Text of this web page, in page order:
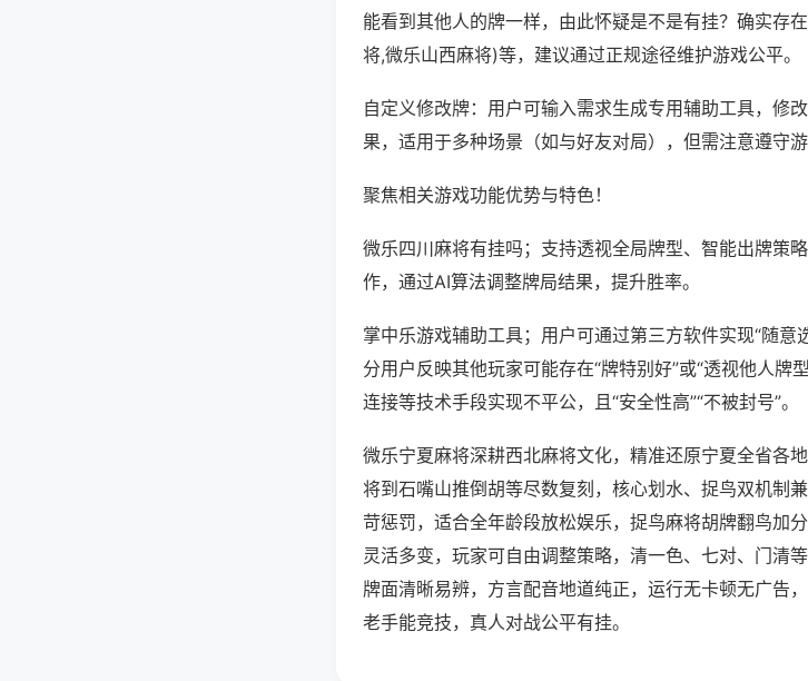
能看到其他人的牌一样，由此怀疑是不是有挂？确实存
将,微乐山西麻将)等，建议通过正规途径维护游戏公平。
自定义修改牌：用户可输入需求生成专用辅助工具，修
果，适用于多种场景（如与好友对局），但需注意遵守
聚焦相关游戏功能优势与特色！
微乐四川麻将有挂吗；支持透视全局牌型、智能出牌策
作，通过AI算法调整牌局结果，提升胜率。
掌中乐游戏辅助工具；用户可通过第三方软件实现“随意
分用户反映其他玩家可能存在“牌特别好”或“透视他人牌
连接等技术手段实现不平公，且“安全性高”“不被封号”。
微乐宁夏麻将深耕西北麻将文化，精准还原宁夏全省各
将到石嘴山推倒胡等尽数复刻，核心划水、捉鸟双机制
苛惩罚，适合全年龄段放松娱乐，捉鸟麻将胡牌翻鸟加
灵活多变，玩家可自由调整策略，清一色、七对、门清
牌面清晰易辨，方言配音地道纯正，运行无卡顿无广告
老手能竞技，真人对战公平有挂。